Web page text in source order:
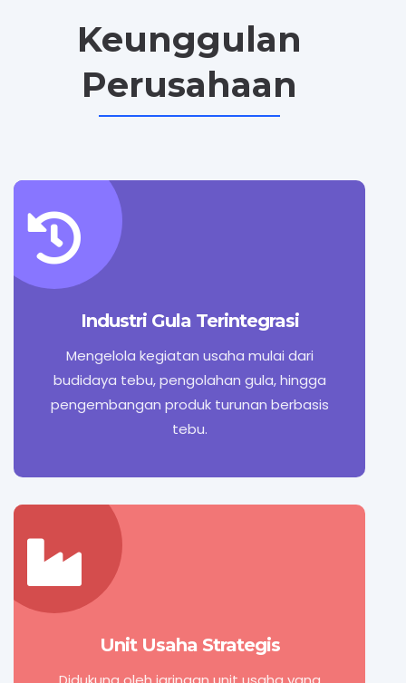
Keunggulan
Perusahaan
Industri Gula Terintegrasi
Mengelola kegiatan usaha mulai dari
budidaya tebu, pengolahan gula, hingga
pengembangan produk turunan berbasis
tebu.
Unit Usaha Strategis